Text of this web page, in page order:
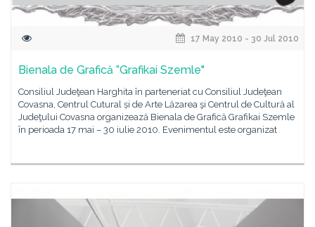
17 May 2010 - 30 Jul 2010
Bienala de Grafică ”Grafikai Szemle"
Consiliul Judeţean Harghita în parteneriat cu Consiliul Judeţean
Covasna, Centrul Cutural și de Arte Lăzarea şi Centrul de Cultură al
Judeţului Covasna organizează Bienala de Grafică Grafikai Szemle
în perioada 17 mai – 30 iulie 2010. Evenimentul este organizat